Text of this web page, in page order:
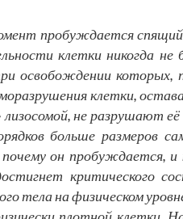
пробуждается
клетки никогда
освобождении которых,
клетки,
лизосомой, не разрушают
больше размеров
он пробуждается,
критического
тела на физическом